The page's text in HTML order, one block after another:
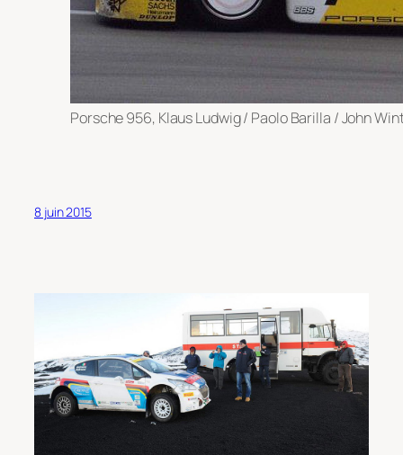
Porsche 956, Klaus Ludwig / Paolo Barilla / John
8 juin 2015